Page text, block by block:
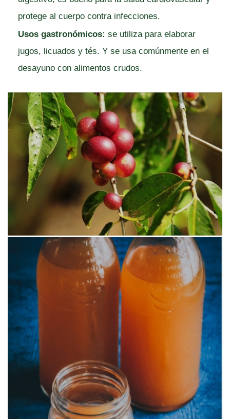
protege al cuerpo contra infecciones.
Usos gastronómicos: se utiliza para elaborar
jugos, licuados y tés. Y se usa comúnmente en el
desayuno con alimentos crudos.